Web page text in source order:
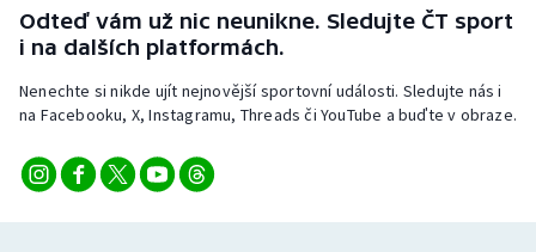
Odteď vám už nic neunikne. Sledujte ČT sport
i na dalších platformách.
Nenechte si nikde ujít nejnovější sportovní události. Sledujte nás i
na Facebooku, X, Instagramu, Threads či YouTube a buďte v obraze.